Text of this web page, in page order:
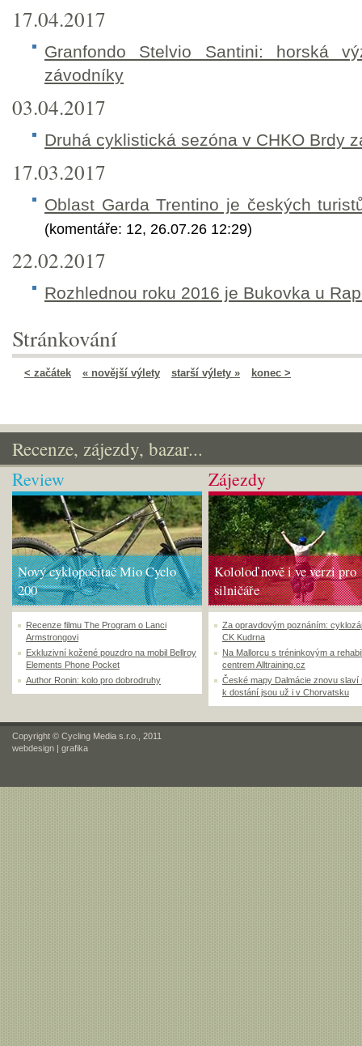
17.04.2017
Granfondo Stelvio Santini: horská
závodníky
03.04.2017
Druhá cyklistická sezóna v CHKO Brdy
17.03.2017
Oblast Garda Trentino je českých
(komentáře: 12, 26.07.26 12:29)
22.02.2017
Rozhlednou roku 2016 je Bukovka u
Stránkování
< začátek « novější výlety starší výlety » konec >
Recenze, zájezdy, bazar...
Review
Nový cyklopočítač Mio Cyclo
200
Recenze filmu The Program o Lanci
Armstrongovi
Exkluzivní kožené pouzdro na mobil Bellroy
Elements Phone Pocket
Author Ronin: kolo pro dobrodruhy
Zájezdy
Kololoď nově i ve verzi pro
silničáře
Za opravdovým poznáním:
CK Kudrna
Na Mallorcu s tréninkovým a
centrem Alltraining.cz
České mapy Dalmácie znovu slaví
k dostání jsou už i v Chorvatsku
Copyright © Cycling Media s.r.o., 2011
webdesign | grafika